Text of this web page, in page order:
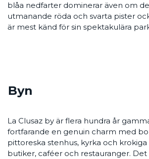
blåa nedfarter dominerar även om
utmanande röda och svarta pister
är mest känd för sin spektakulära
Byn
La Clusaz by är flera hundra år
fortfarande en genuin charm med
pittoreska stenhus, kyrka och
butiker, caféer och restauranger.